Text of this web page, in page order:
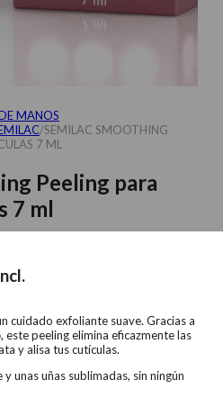
MANOS
/SEMILAC SMOOTHING
7 ML
Peeling para
7 ml
cuidado exfoliante suave. Gracias a
, este peeling elimina eficazmente las
y alisa tus cutículas.
y unas uñas sublimadas, sin ningún